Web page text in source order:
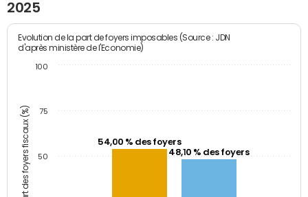
2025
Part des foyers fiscaux (%)
Evolution de la part de foyers imposables (Source : JDN
d'après ministère de l'Economie)
54,00 % des foyers
48,10 % des foyers
50
75
100